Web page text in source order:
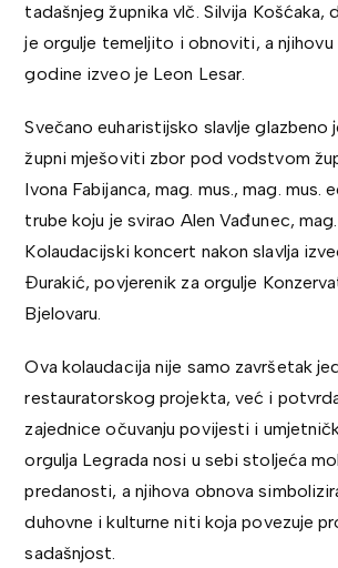
tadašnjeg župnika vlč. Silvija Košćaka,
je orgulje temeljito i obnoviti, a
godine izveo je Leon Lesar.
Svečano euharistijsko slavlje glazbeno
župni mješoviti zbor pod vodstvom
Ivona Fabijanca, mag. mus., mag. mus.
trube koju je svirao Alen Vađunec,
Kolaudacijski koncert nakon slavlja
Đurakić, povjerenik za orgulje
Bjelovaru.
Ova kolaudacija nije samo završetak
restauratorskog projekta, već i
zajednice očuvanju povijesti i
orgulja Legrada nosi u sebi stoljeća
predanosti, a njihova obnova
duhovne i kulturne niti koja povezuje
sadašnjost.